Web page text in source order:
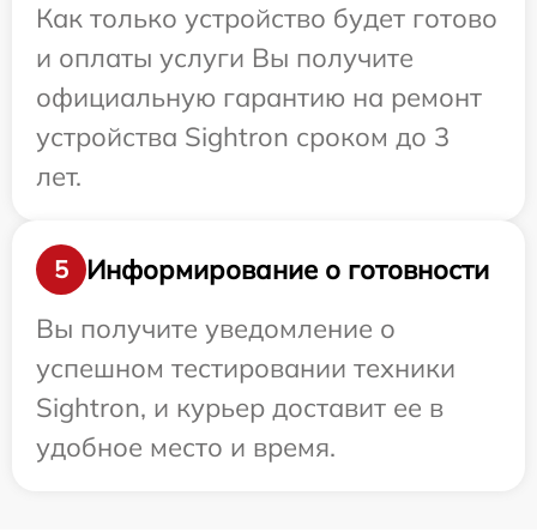
Как только устройство будет готово
и оплаты услуги Вы получите
официальную гарантию на ремонт
устройства Sightron сроком до 3
лет.
5
Информирование о готовности
Вы получите уведомление о
успешном тестировании техники
Sightron, и курьер доставит ее в
удобное место и время.